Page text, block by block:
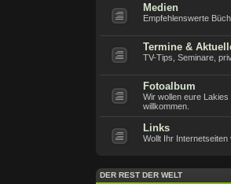
Medien
Empfehlenswerte
Termine &
TV-Tips, Seminare,
Fotoalbum
Wir wollen eure
willkommen.
Links
Wollt Ihr
DER REST DER WELT